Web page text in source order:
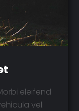
eleifend
vel.